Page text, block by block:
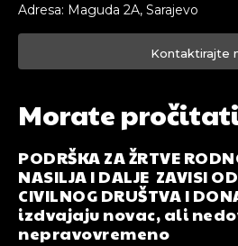
Adresa: Maguda 2A, Sarajevo
Kontaktirajte
Morate
PODRŠKA ZA ŽRTVE
NASILJA I DALJE ZAVISI
CIVILNOG DRUŠTVA I
izdvajaju novac, ali
nepravovremeno